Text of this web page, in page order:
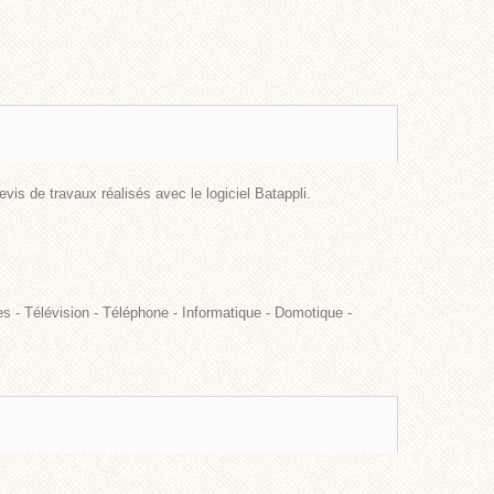
de travaux réalisés avec le logiciel Batappli.
- Télévision - Téléphone - Informatique - Domotique -